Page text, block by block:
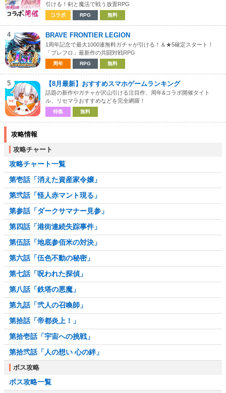
引ける！剣と魔法で戦う放置RPG
コラボ RPG 無料
4 BRAVE FRONTIER LEGION
1周年記念で最大1000連無料ガチャが引ける！＆★5確定スタート！
「ブレフロ」最新作の共闘対戦RPG
周年 RPG 無料
5 【8月最新】おすすめスマホゲームランキング
話題の新作やガチャが沢山引ける注目作、周年&コラボ開催タイト
ル、リセマラおすすめなどを完全網羅！
特集 無料
攻略情報
攻略チャート
攻略チャート一覧
第壱話「消えた資産家令嬢」
第弐話「怪人赤マント現る」
第参話「ダークサマナー見参」
第四話「港街連続失踪事件」
第伍話「地底参佰米の対決」
第六話「伍色不動の秘密」
第七話「呪われた探偵」
第八話「鉄塔の悪魔」
第九話「弐人の召喚師」
第拾話「帝都炎上！」
第拾壱話「宇宙への挑戦」
第拾弐話「人の想い 心の絆」
ボス攻略
ボス攻略一覧